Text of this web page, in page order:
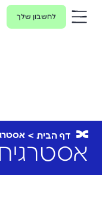
לחשבון שלך
דף הבית